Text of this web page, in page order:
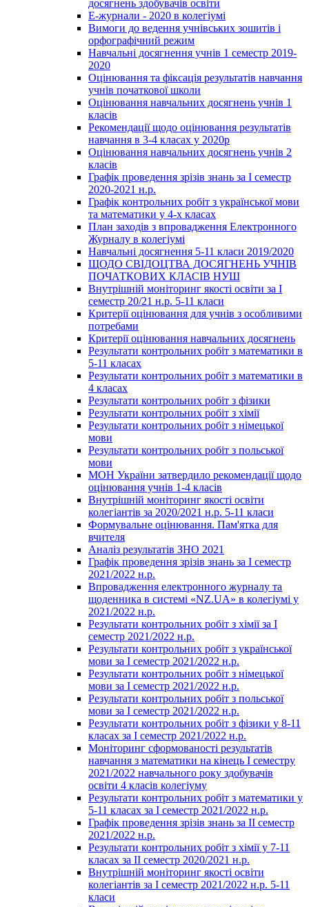
досягнень здобувачів освіти
Е-журнали - 2020 в колегіумі
Вимоги до ведення учнівських зошитів і
орфографічний режим
Навчальні досягнення учнів 1 семестр 2019-
2020
Оцінювання та фіксація результатів навчання
учнів початкової школи
Оцінювання навчальних досягнень учнів 1
класів
Рекомендації щодо оцінювання результатів
навчання в 3-4 класах у 2020р
Оцінювання навчальних досягнень учнів 2
класів
Графік проведення зрізів знань за І семестр
2020-2021 н.р.
Графік контрольних робіт з української мови
та математики у 4-х класах
План заходів з впровадження Електронного
Журналу в колегіумі
Навчальні досягнення 5-11 класи 2019/2020
ЩОДО СВІДОЦТВА ДОСЯГНЕНЬ УЧНІВ
ПОЧАТКОВИХ КЛАСІВ НУШ
Внутрішній моніторинг якості освіти за І
семестр 20/21 н.р. 5-11 класи
Критерії оцінювання для учнів з особливими
потребами
Критерії оцінювання навчальних досягнень
Результати контрольних робіт з математики в
5-11 класах
Результати контрольних робіт з математики в
4 класах
Результати контрольних робіт з фізики
Результати контрольних робіт з хімії
Результати контрольних робіт з німецької
мови
Результати контрольних робіт з польської
мови
МОН України затвердило рекомендації щодо
оцінювання учнів 1-4 класів
Внутрішній моніторинг якості освіти
колегіантів за 2020/2021 н.р. 5-11 класи
Формувальне оцінювання. Пам'ятка для
вчителя
Аналіз результатів ЗНО 2021
Графік проведення зрізів знань за І семестр
2021/2022 н.р.
Впровадження електронного журналу та
щоденника в системі «NZ.UA» в колегіумі у
2021/2022 н.р.
Результати контрольних робіт з хімії за І
семестр 2021/2022 н.р.
Результати контрольних робіт з української
мови за І семестр 2021/2022 н.р.
Результати контрольних робіт з німецької
мови за І семестр 2021/2022 н.р.
Результати контрольних робіт з польської
мови за І семестр 2021/2022 н.р.
Результати контрольних робіт з фізики у 8-11
класах за І семестр 2021/2022 н.р.
Моніторинг сформованості результатів
навчання з математики на кінець І семестру
2021/2022 навчального року здобувачів
освіти 4 класів колегіуму
Результати контрольних робіт з математики у
5-11 класах за І семестр 2021/2022 н.р.
Графік проведення зрізів знань за ІІ семестр
2021/2022 н.р.
Результати контрольних робіт з хімії у 7-11
класах за ІІ семестр 2020/2021 н.р.
Внутрішній моніторинг якості освіти
колегіантів за І семестр 2021/2022 н.р. 5-11
класи